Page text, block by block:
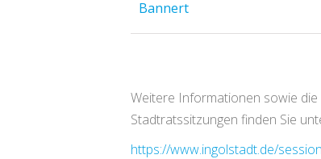
Bannert
Weitere Informationen sowie
Stadtratssitzungen finden Sie
https://www.ingolstadt.de/